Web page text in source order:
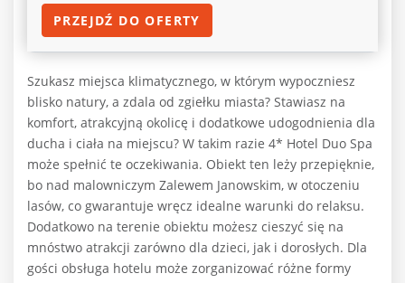
PRZEJDŹ DO OFERTY
Szukasz miejsca klimatycznego, w którym wypoczniesz
blisko natury, a zdala od zgiełku miasta? Stawiasz na
komfort, atrakcyjną okolicę i dodatkowe udogodnienia dla
ducha i ciała na miejscu? W takim razie 4* Hotel Duo Spa
może spełnić te oczekiwania. Obiekt ten leży przepięknie,
bo nad malowniczym Zalewem Janowskim, w otoczeniu
lasów, co gwarantuje wręcz idealne warunki do relaksu.
Dodatkowo na terenie obiektu możesz cieszyć się na
mnóstwo atrakcji zarówno dla dzieci, jak i dorosłych. Dla
gości obsługa hotelu może zorganizować różne formy